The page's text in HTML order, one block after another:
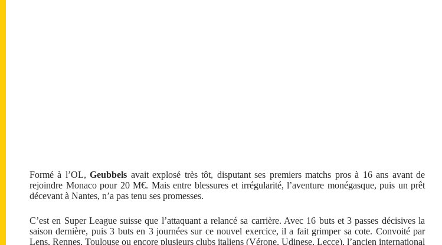
Formé à l’OL,Geubbels avait explosé très tôt, disputant ses premiers matchs pros à 16 ans avant de
rejoindre Monaco pour 20 M€. Mais entre blessures et irrégularité, l’aventure monégasque, puis un prêt
décevant à Nantes, n’a pas tenu ses promesses.
C’est en Super League suisse que l’attaquant a relancé sa carrière. Avec 16 buts et 3 passes décisives la
saison dernière, puis 3 buts en 3 journées sur ce nouvel exercice, il a fait grimper sa cote. Convoité par
Lens, Rennes, Toulouse ou encore plusieurs clubs italiens (Vérone, Udinese, Lecce), l’ancien international